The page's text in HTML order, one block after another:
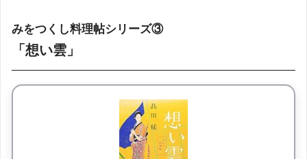
みをつくし料理帖シリーズ③
「想い雲」